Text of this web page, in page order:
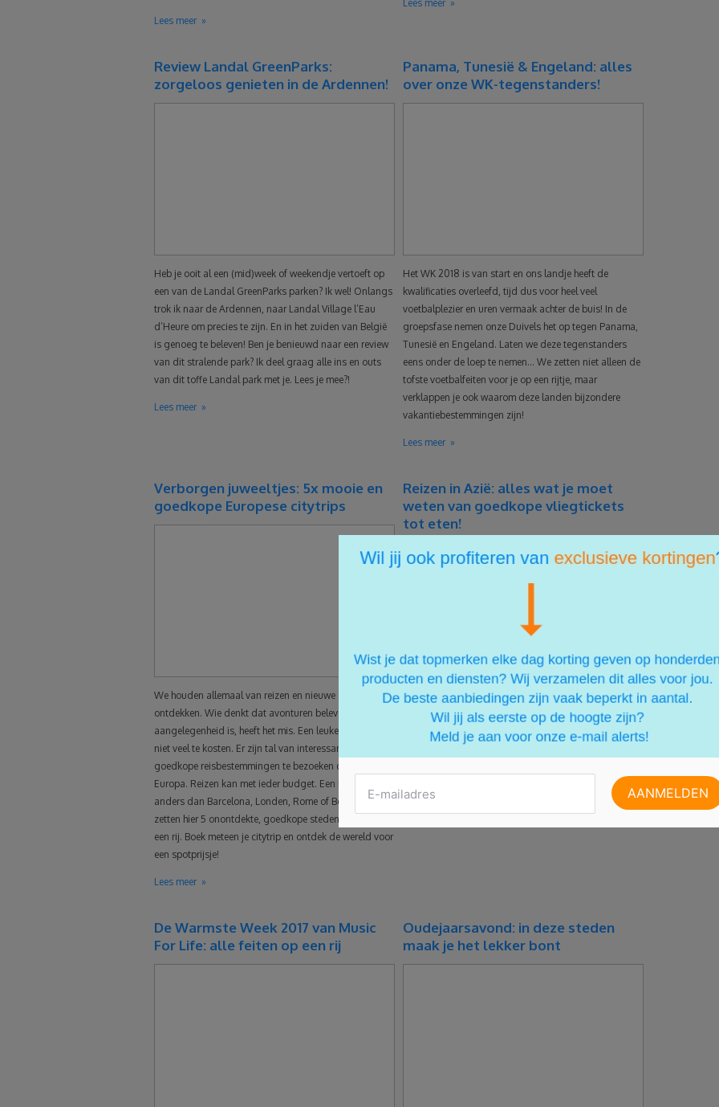
Lees meer
Lees meer
Review Landal GreenParks:
zorgeloos genieten in de Ardennen!
Heb je ooit al een (mid)week of weekendje vertoeft op
een van de Landal GreenParks parken? Ik wel! Onlangs
trok ik naar de Ardennen, naar Landal Village l’Eau
d’Heure om precies te zijn. En in het zuiden van België
is genoeg te beleven! Ben je benieuwd naar een review
van dit stralende park? Ik deel graag alle ins en outs
van dit toffe Landal park met je. Lees je mee?!
Lees meer
Panama, Tunesië & Engeland: alles
over onze WK-tegenstanders!
Het WK 2018 is van start en ons landje heeft de
kwalificaties overleefd, tijd dus voor heel veel
voetbalplezier en uren vermaak achter de buis! In de
groepsfase nemen onze Duivels het op tegen Panama,
Tunesië en Engeland. Laten we deze tegenstanders
eens onder de loep te nemen… We zetten niet alleen de
tofste voetbalfeiten voor je op een rijtje, maar
verklappen je ook waarom deze landen bijzondere
vakantiebestemmingen zijn!
Lees meer
Verborgen juweeltjes: 5x mooie en
goedkope Europese citytrips
We houden allemaal van reizen en nieuwe steden
ontdekken. Wie denkt dat avonturen beleven een dure
aangelegenheid is, heeft het mis. Een leuke citytrip hoeft
niet veel te kosten. Er zijn tal van interessante, mooie en
goedkope reisbestemmingen te bezoeken door heel
Europa. Reizen kan met ieder budget. Een keer wat
anders dan Barcelona, Londen, Rome of Berlijn? Wij
zetten hier 5 onontdekte, goedkope steden voor je op
een rij. Boek meteen je citytrip en ontdek de wereld voor
een spotprijsje!
Lees meer
Reizen in Azië: alles wat je moet
weten van goedkope vliegtickets
tot eten!
Wil je het prachtige Azië ontdekken, maar dan voor een
laag prijsje? In dit artikel lees je hoe je zo voordelig
mogelijk jouw vakantie naar Azië boekt!
Lees meer
De Warmste Week 2017 van Music
For Life: alle feiten op een rij
Oudejaarsavond: in deze steden
maak je het lekker bont